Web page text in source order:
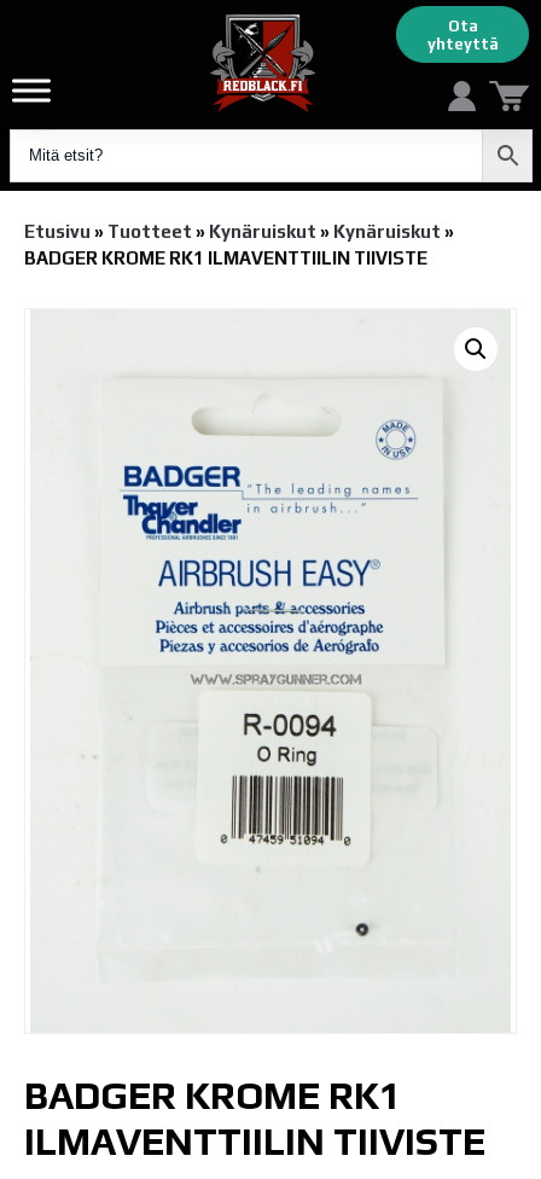
Ota
yhteyttä
Etusivu » Tuotteet » Kynäruiskut » Kynäruiskut »
BADGER KROME RK1 ILMAVENTTIILIN TIIVISTE
BADGER KROME RK1
ILMAVENTTIILIN TIIVISTE